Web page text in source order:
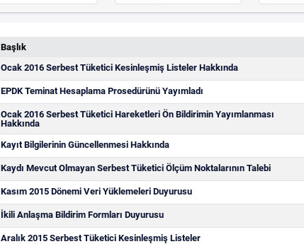
Başlık
Ocak 2016 Serbest Tüketici Kesinleşmiş Listeler Hakkında
EPDK Teminat Hesaplama Prosedürünü Yayımladı
Ocak 2016 Serbest Tüketici Hareketleri Ön Bildirimin Yayımlanması
Hakkında
Kayıt Bilgilerinin Güncellenmesi Hakkında
Kaydı Mevcut Olmayan Serbest Tüketici Ölçüm Noktalarının Talebi
Kasım 2015 Dönemi Veri Yüklemeleri Duyurusu
İkili Anlaşma Bildirim Formları Duyurusu
Aralık 2015 Serbest Tüketici Kesinleşmiş Listeler